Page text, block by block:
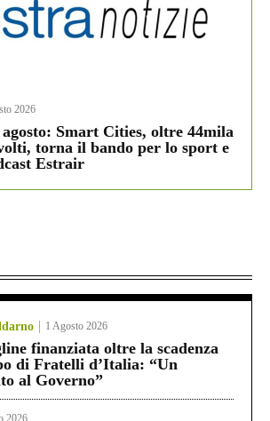
2026
Smart Cities, oltre 44mila
torna il bando per lo sport e
Estrair
1 Agosto 2026
finanziata oltre la scadenza
di Fratelli d’Italia: “Un
al Governo”